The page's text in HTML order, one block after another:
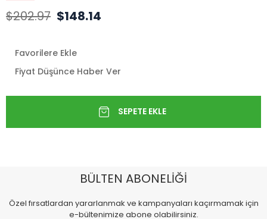
$202.97 $148.14
Favorilere Ekle
Fiyat Düşünce Haber Ver
BÜLTEN ABONELİĞİ
Özel fırsatlardan yararlanmak ve kampanyaları kaçırmamak için
e-bültenimize abone olabilirsiniz.